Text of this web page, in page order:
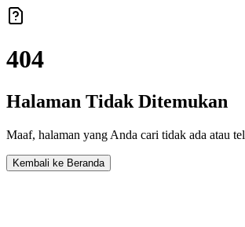
404
Halaman Tidak Ditemukan
Maaf, halaman yang Anda cari tidak ada atau
Kembali ke Beranda